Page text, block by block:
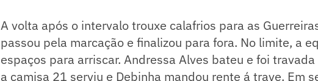
A volta após o intervalo trouxe calafrios para as
passou pela marcação e finalizou para fora. No limite, a
espaços para arriscar. Andressa Alves bateu e foi
a camisa 21 serviu e Debinha mandou rente á trave. Em